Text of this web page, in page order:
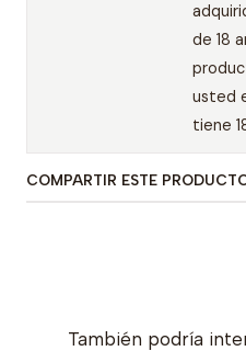
de 18
usted
tiene
COMPARTIR ESTE
También podría